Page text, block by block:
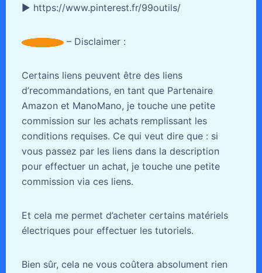
► https://www.pinterest.fr/99outils/
– Disclaimer :
Certains liens peuvent être des liens
d’recommandations, en tant que Partenaire
Amazon et ManoMano, je touche une petite
commission sur les achats remplissant les
conditions requises. Ce qui veut dire que : si
vous passez par les liens dans la description
pour effectuer un achat, je touche une petite
commission via ces liens.
Et cela me permet d’acheter certains matériels
électriques pour effectuer les tutoriels.
Bien sûr, cela ne vous coûtera absolument rien